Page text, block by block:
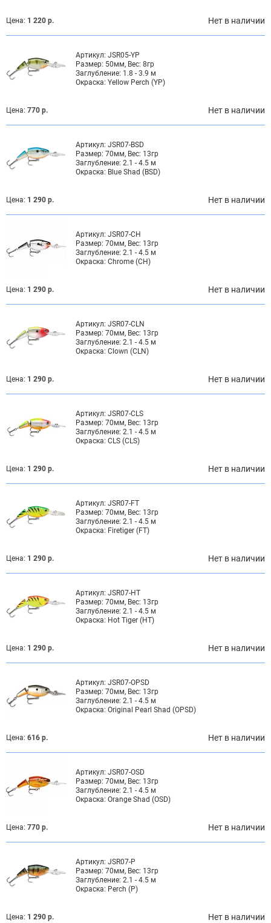
Цена: 1 220 р. Нет в наличии
Артикул: JSR05-YP
Размер: 50мм, Вес: 8гр
Заглубление: 1.8 - 3.9 м
Окраска: Yellow Perch (YP)
Цена: 770 р. Нет в наличии
Артикул: JSR07-BSD
Размер: 70мм, Вес: 13гр
Заглубление: 2.1 - 4.5 м
Окраска: Blue Shad (BSD)
Цена: 1 290 р. Нет в наличии
Артикул: JSR07-CH
Размер: 70мм, Вес: 13гр
Заглубление: 2.1 - 4.5 м
Окраска: Chrome (CH)
Цена: 1 290 р. Нет в наличии
Артикул: JSR07-CLN
Размер: 70мм, Вес: 13гр
Заглубление: 2.1 - 4.5 м
Окраска: Clown (CLN)
Цена: 1 290 р. Нет в наличии
Артикул: JSR07-CLS
Размер: 70мм, Вес: 13гр
Заглубление: 2.1 - 4.5 м
Окраска: CLS (CLS)
Цена: 1 290 р. Нет в наличии
Артикул: JSR07-FT
Размер: 70мм, Вес: 13гр
Заглубление: 2.1 - 4.5 м
Окраска: Firetiger (FT)
Цена: 1 290 р. Нет в наличии
Артикул: JSR07-HT
Размер: 70мм, Вес: 13гр
Заглубление: 2.1 - 4.5 м
Окраска: Hot Tiger (HT)
Цена: 1 290 р. Нет в наличии
Артикул: JSR07-OPSD
Размер: 70мм, Вес: 13гр
Заглубление: 2.1 - 4.5 м
Окраска: Original Pearl Shad (OPSD)
Цена: 616 р. Нет в наличии
Артикул: JSR07-OSD
Размер: 70мм, Вес: 13гр
Заглубление: 2.1 - 4.5 м
Окраска: Orange Shad (OSD)
Цена: 770 р. Нет в наличии
Артикул: JSR07-P
Размер: 70мм, Вес: 13гр
Заглубление: 2.1 - 4.5 м
Окраска: Perch (P)
Цена: 1 290 р. Нет в наличии